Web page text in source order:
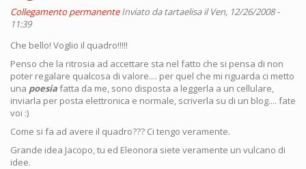
Collegamento permanente Inviato datartaelisail Ven, 12/26/2008 -
11:39
Che bello! Voglio il quadro!!!!!
Penso che la ritrosia ad accettare sta nel fatto che si pensa di non
poter regalare qualcosa di valore.... per quel che mi riguarda ci metto
una poesiafatta da me, sono disposta a leggerla a un cellulare,
inviarla per posta elettronica e normale, scriverla su di un blog.... fate
voi :)
Come si fa ad avere il quadro??? Ci tengo veramente.
Grande idea Jacopo, tu ed Eleonora siete veramente un vulcano di
idee.